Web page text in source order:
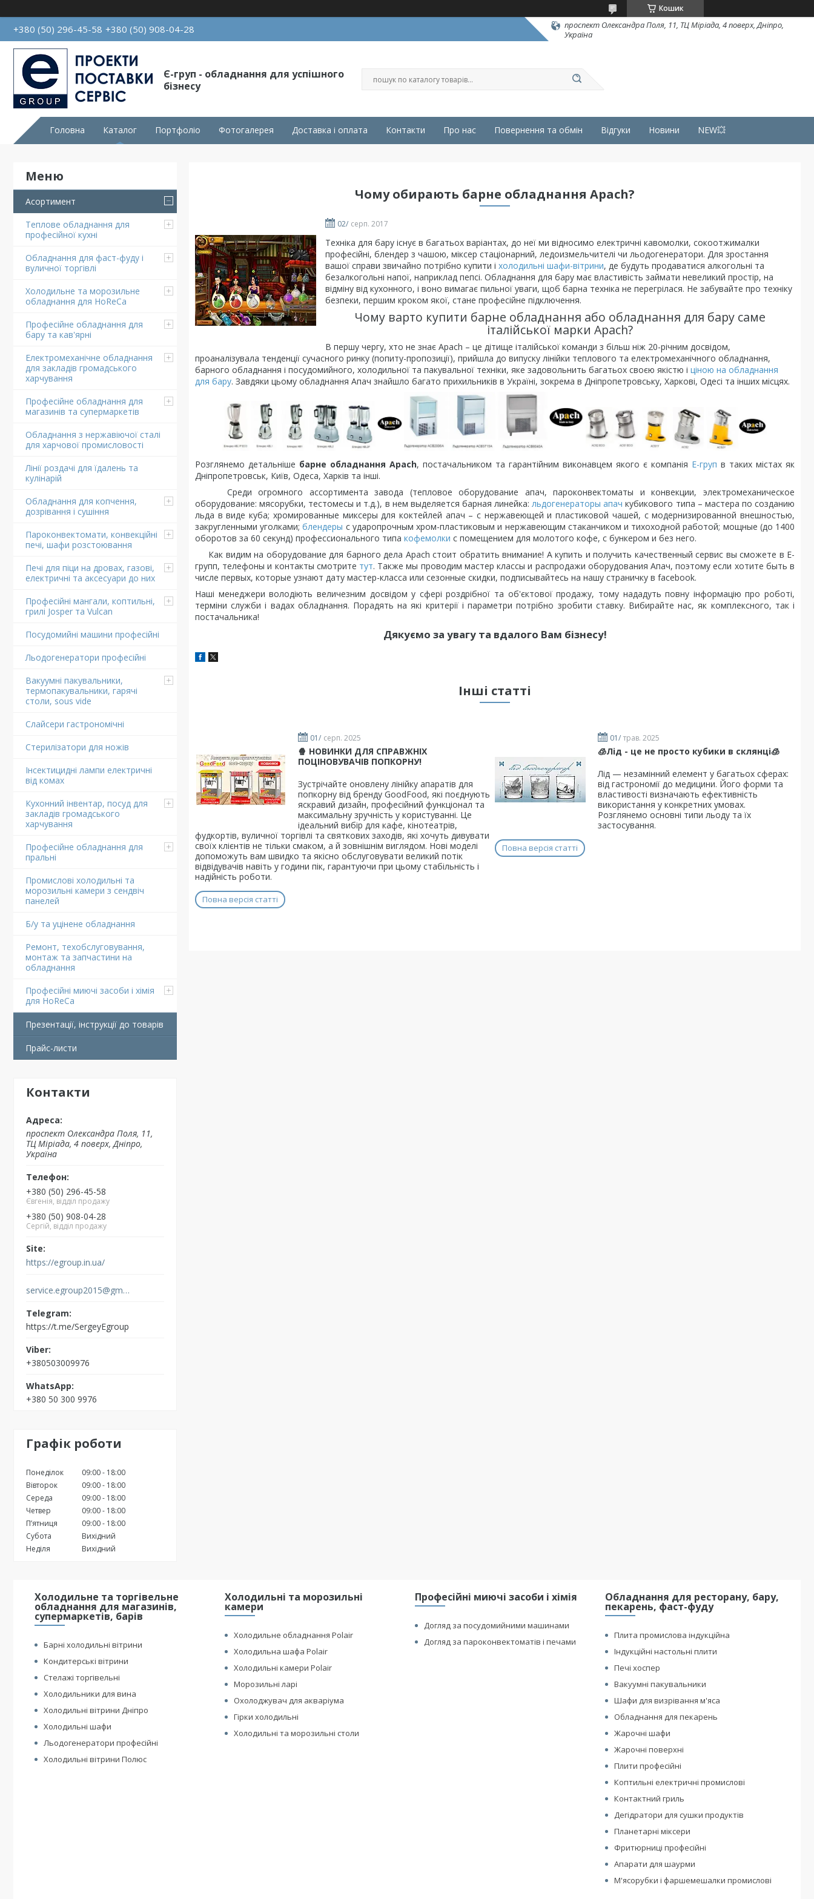
Кошик
+380 (50) 296-45-58 +380 (50) 908-04-28
проспект Олександра Поля, 11, ТЦ Міріада, 4 поверх, Дніпро,
Україна
Є-груп - обладнання для успішного
бізнесу
Головна Каталог Портфоліо Фотогалерея Доставка і оплата Контакти Про нас Повернення та обмін Відгуки Новини NEW💥
Асортимент
Теплове обладнання для
професійної кухні
Обладнання для фаст-фуду і
вуличної торгівлі
Холодильне та морозильне
обладнання для HoReCa
Професійне обладнання для
бару та кав'ярні
Електромеханічне обладнання
для закладів громадського
харчування
Професійне обладнання для
магазинів та супермаркетів
Обладнання з нержавіючої сталі
для харчової промисловості
Лінії роздачі для їдалень та
кулінарій
Обладнання для копчення,
дозрівання і сушіння
Пароконвектомати, конвекційні
печі, шафи розстоювання
Печі для піци на дровах, газові,
електричні та аксесуари до них
Професійні мангали, коптильні,
грилі Josper та Vulcan
Посудомийні машини професійні
Льодогенератори професійні
Вакуумні пакувальники,
термопакувальники, гарячі
столи, sous vide
Слайсери гастрономічні
Стерилізатори для ножів
Інсектицидні лампи електричні
від комах
Кухонний інвентар, посуд для
закладів громадського
харчування
Професійне обладнання для
пральні
Промислові холодильні та
морозильні камери з сендвіч
панелей
Б/у та уцінене обладнання
Ремонт, техобслуговування,
монтаж та запчастини на
обладнання
Професійні миючі засоби і хімія
для HoReCa
Презентації, інструкції до товарів
Прайс-листи
Контакти
проспект Олександра Поля, 11,
ТЦ Міріада, 4 поверх, Дніпро,
Україна
+380 (50) 296-45-58
Євгенія, відділ продажу
+380 (50) 908-04-28
Сергій, відділ продажу
https://egroup.in.ua/
service.egroup2015@gmail.com
https://t.me/SergeyEgroup
+380503009976
+380 50 300 9976
Графік роботи
Понеділок 09:00
18:00
Вівторок
09:00
18:00
Середа
09:00
18:00
Четвер
09:00
18:00
Пʼятниця
09:00
18:00
Субота
Вихідний
Неділя
Вихідний
Чому обирають барне обладнання Apach?
02/ серп. 2017
Техніка для бару існує в багатьох варіантах, до неї ми відносимо електричні кавомолки, сокоотжималки
професійні, блендер з чашою, міксер стаціонарний, ледоизмельчителі чи льодогенератори. Для зростання
вашої справи звичайно потрібно купити і холодильні шафи-вітрини, де будуть продаватися алкогольні та
безалкогольні напої, наприклад пепсі. Обладнання для бару має властивість займати невеликий простір, на
відміну від кухонного, і воно вимагає пильної уваги, щоб барна техніка не перегрілася. Не забувайте про техніку
безпеки, першим кроком якої, стане професійне підключення.
Чому варто купити барне обладнання або обладнання для бару саме
італійської марки Apach?
В першу чергу, хто не знає Apach – це дітище італійської команди з більш ніж 20-річним досвідом,
проаналізувала тенденції сучасного ринку (попиту-пропозиції), прийшла до випуску лінійки теплового та електромеханічного обладнання,
барного обладнання і посудомийного, холодильної та пакувальної техніки, яке задовольнить багатьох своєю якістю і ціною на обладнання
для бару. Завдяки цьому обладнання Апач знайшло багато прихильників в Україні, зокрема в Дніпропетровську, Харкові, Одесі та інших місцях.
Розглянемо детальніше барне обладнання Apach, постачальником та гарантійним виконавцем якого є компанія Е-груп в таких містах як
Дніпропетровськ, Київ, Одеса, Харків та інші.
Среди огромного ассортимента завода (тепловое оборудование апач, пароконвектоматы и конвекции, электромеханическое
оборудование: мясорубки, тестомесы и т.д.), в нем выделяется барная линейка: льдогенераторы апач кубикового типа – мастера по созданию
льда в виде куба; хромированные миксеры для коктейлей апач – с нержавеющей и пластиковой чашей, с модернизированной внешностью,
закругленными уголками;блендеры с ударопрочным хром-пластиковым и нержавеющим стаканчиком и тихоходной работой; мощные (до 1400
оборотов за 60 секунд) профессионального типа кофемолки с помещением для молотого кофе, с бункером и без него.
Как видим на оборудование для барного дела Apachстоит обратить внимание! А купить и получить качественный сервис вы сможете в Е-
групп, телефоны и контакты смотрите тут. Также мы проводим мастер классы и распродажи оборудования Апач, поэтому если хотите быть в
числе первых, которые узнают дату мастер-класса или сезонные скидки, подписывайтесь на нашу страничку в facebook.
Наші менеджери володіють величезним досвідом у сфері роздрібної та об'єктової продажу, тому нададуть повну інформацію про роботі,
терміни служби і вадах обладнання. Порадять на які критерії і параметри потрібно зробити ставку. Вибирайте нас, як комплексного, так і
постачальника!
Дякуємо за увагу та вдалого Вам бізнесу!
Інші статті
01/ серп. 2025
🍿 НОВИНКИ ДЛЯ СПРАВЖНІХ
ПОЦІНОВУВАЧІВ ПОПКОРНУ!
Зустрічайте оновлену лінійку апаратів для
попкорну від бренду GoodFood, які поєднують
яскравий дизайн, професійний функціонал та
максимальну зручність у користуванні. Це
ідеальний вибір для кафе, кінотеатрів,
фудкортів, вуличної торгівлі та святкових заходів, які хочуть дивувати
своїх клієнтів не тільки смаком, а й зовнішнім виглядом. Нові моделі
допоможуть вам швидко та якісно обслуговувати великий потік
відвідувачів навіть у години пік, гарантуючи при цьому стабільність і
надійність роботи.
Повна версія статті
01/ трав. 2025
🧊Лід - це не просто кубики в склянці🧊
​Лід — незамінний елемент у багатьох сферах:
від гастрономії до медицини. Його форми та
властивості визначають ефективність
використання у конкретних умовах.
Розглянемо основні типи льоду та їх
застосування.
Повна версія статті
Холодильне та торгівельне
обладнання для магазинів,
супермаркетів, барів
Барні холодильні вітрини
Кондитерські вітрини
Стелажі торгівельні
Холодильники для вина
Холодильні вітрини Дніпро
Холодильні шафи
Льодогенератори професійні
Холодильні вітрини Полюс
Холодильні та морозильні
камери
Холодильне обладнання Polair
Холодильна шафа Polair
Холодильні камери Polair
Морозильні ларі
Охолоджувач для акваріума
Гірки холодильні
Холодильні та морозильні столи
Професійні миючі засоби і хімія
Догляд за посудомийними машинами
Догляд за пароконвектоматів і печами
Обладнання для ресторану, бару,
пекарень, фаст-фуду
Плита промислова індукційна
Індукційні настольні плити
Печі хоспер
Вакуумні пакувальники
Шафи для визрівання м'яса
Обладнання для пекарень
Жарочні шафи
Жарочні поверхні
Плити професійні
Коптильні електричні промислові
Контактний гриль
Дегідратори для сушки продуктів
Планетарні міксери
Фритюрниці професійні
Апарати для шаурми
М'ясорубки і фаршемешалки промислові